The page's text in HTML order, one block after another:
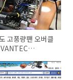
고풍량팬 오버클